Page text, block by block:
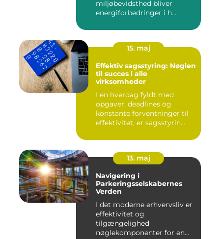
miljøbevidsthed bliver
energiforbedringer i h...
15. maj
Effektiv sagsstyring: Nøglen
til succes i alle
virksomheder
I en hverdag fyldt med
opgaver, deadlines og
konstante forventninger til
effektivitet, er sagsstyrin...
13. maj
Navigering i
Parkeringsselskabernes
Verden
I det moderne erhvervsliv er
effektivitet og
tilgængelighed
nøglekomponenter for en